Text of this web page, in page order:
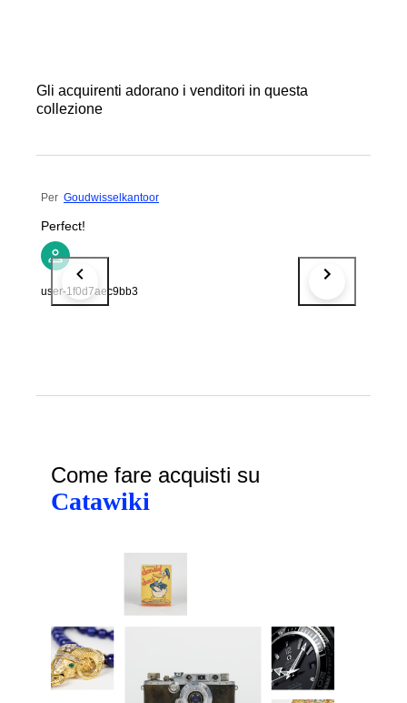
Gli acquirenti adorano i venditori in questa
collezione
Per Goudwisselkantoor
Perfect!
user-1f0d7aec9bb3
Come fare acquisti su
Catawiki